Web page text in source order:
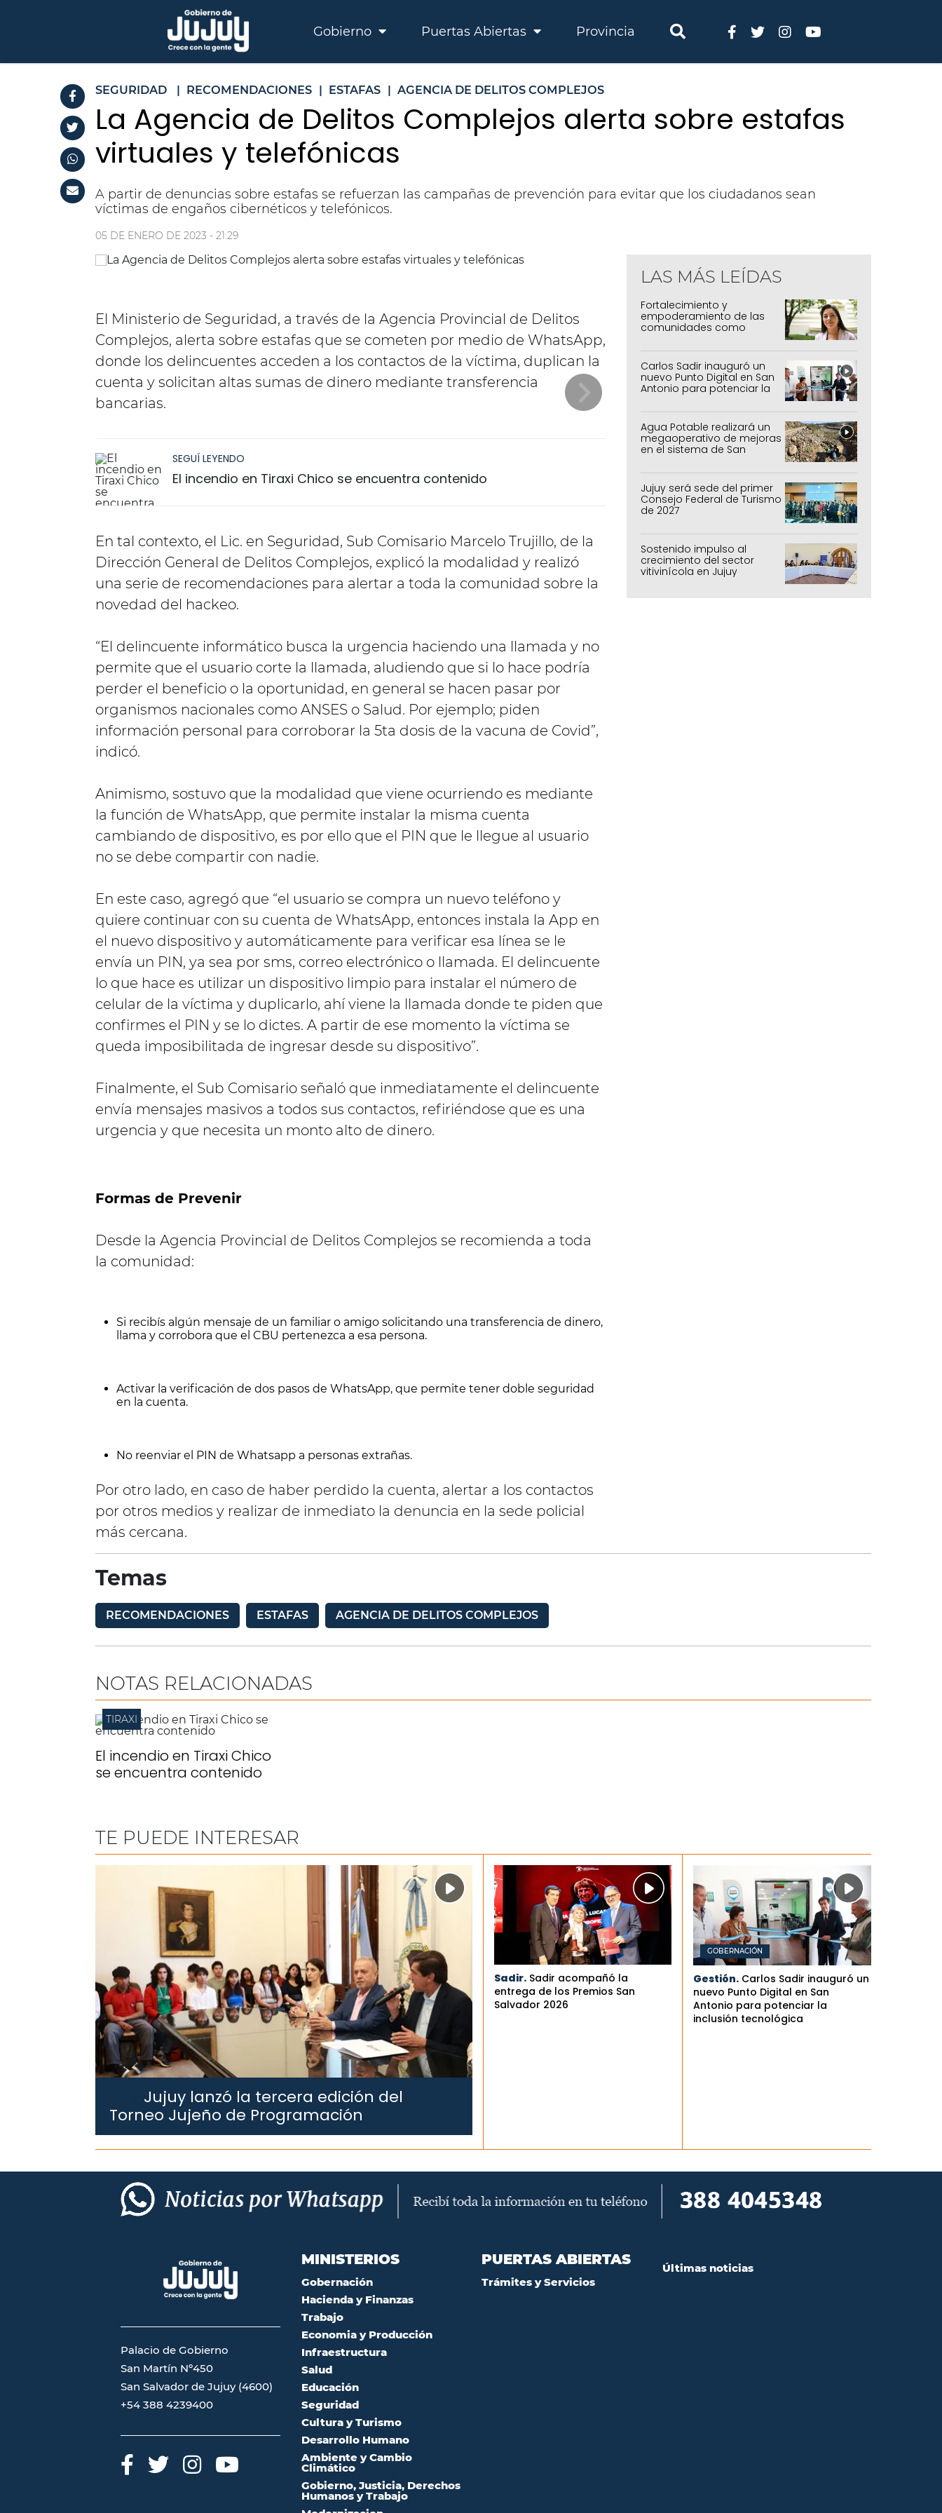
Gobierno Puertas Abiertas Provincia
SEGURIDAD | RECOMENDACIONES | ESTAFAS | AGENCIA DE DELITOS COMPLEJOS
La Agencia de Delitos Complejos alerta sobre estafas
virtuales y telefónicas
A partir de denuncias sobre estafas se refuerzan las campañas de prevención para evitar que los ciudadanos sean
víctimas de engaños cibernéticos y telefónicos.
05 DE ENERO DE 2023 - 21:29
El Ministerio de Seguridad, a través de la Agencia Provincial de Delitos
Complejos, alerta sobre estafas que se cometen por medio de WhatsApp,
donde los delincuentes acceden a los contactos de la víctima, duplican la
cuenta y solicitan altas sumas de dinero mediante transferencia
bancarias.
SEGUÍ LEYENDO
El incendio en Tiraxi Chico se encuentra contenido
En tal contexto, el Lic. en Seguridad, Sub Comisario Marcelo Trujillo, de la
Dirección General de Delitos Complejos, explicó la modalidad y realizó
una serie de recomendaciones para alertar a toda la comunidad sobre la
novedad del hackeo.
“El delincuente informático busca la urgencia haciendo una llamada y no
permite que el usuario corte la llamada, aludiendo que si lo hace podría
perder el beneficio o la oportunidad, en general se hacen pasar por
organismos nacionales como ANSES o Salud. Por ejemplo; piden
información personal para corroborar la 5ta dosis de la vacuna de Covid”,
indicó.
Animismo, sostuvo que la modalidad que viene ocurriendo es mediante
la función de WhatsApp, que permite instalar la misma cuenta
cambiando de dispositivo, es por ello que el PIN que le llegue al usuario
no se debe compartir con nadie.
En este caso, agregó que “el usuario se compra un nuevo teléfono y
quiere continuar con su cuenta de WhatsApp, entonces instala la App en
el nuevo dispositivo y automáticamente para verificar esa línea se le
envía un PIN, ya sea por sms, correo electrónico o llamada. El delincuente
lo que hace es utilizar un dispositivo limpio para instalar el número de
celular de la víctima y duplicarlo, ahí viene la llamada donde te piden que
confirmes el PIN y se lo dictes. A partir de ese momento la víctima se
queda imposibilitada de ingresar desde su dispositivo”.
Finalmente, el Sub Comisario señaló que inmediatamente el delincuente
envía mensajes masivos a todos sus contactos, refiriéndose que es una
urgencia y que necesita un monto alto de dinero.
Formas de Prevenir
Desde la Agencia Provincial de Delitos Complejos se recomienda a toda
la comunidad:
Si recibís algún mensaje de un familiar o amigo solicitando una transferencia de dinero,
llama y corrobora que el CBU pertenezca a esa persona.
Activar la verificación de dos pasos de WhatsApp, que permite tener doble seguridad
en la cuenta.
No reenviar el PIN de Whatsapp a personas extrañas.
Por otro lado, en caso de haber perdido la cuenta, alertar a los contactos
por otros medios y realizar de inmediato la denuncia en la sede policial
más cercana.
LAS MÁS LEÍDAS
Fortalecimiento y
empoderamiento de las
comunidades como
Carlos Sadir inauguró un
nuevo Punto Digital en San
Antonio para potenciar la
inclusión tecnológica
Agua Potable realizará un
megaoperativo de mejoras
en el sistema de San
Jujuy será sede del primer
Consejo Federal de Turismo
de 2027
Sostenido impulso al
crecimiento del sector
vitivinícola en Jujuy
Temas
RECOMENDACIONES ESTAFAS AGENCIA DE DELITOS COMPLEJOS
NOTAS RELACIONADAS
TIRAXI
El incendio en Tiraxi Chico
se encuentra contenido
TE PUEDE INTERESAR
Jujuy lanzó la tercera edición del
Torneo Jujeño de Programación
Sadir. Sadir acompañó la
entrega de los Premios San
Salvador 2026
GOBERNACIÓN
Gestión. Carlos Sadir inauguró un
nuevo Punto Digital en San
Antonio para potenciar la
inclusión tecnológica
Palacio de Gobierno
San Martín Nº450
San Salvador de Jujuy (4600)
+54 388 4239400
MINISTERIOS
Gobernación
Hacienda y Finanzas
Trabajo
Economia y Producción
Infraestructura
Salud
Educación
Seguridad
Cultura y Turismo
Desarrollo Humano
Ambiente y Cambio
Climático
Gobierno, Justicia, Derechos
Humanos y Trabajo
PUERTAS ABIERTAS
Trámites y Servicios
Últimas noticias